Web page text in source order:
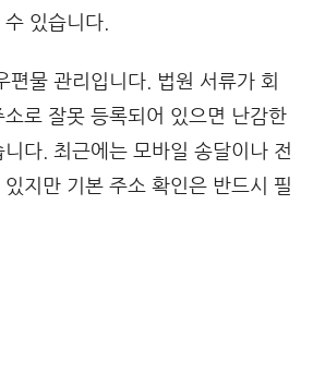
있습니다.
편물 관리입니다. 법원 서류가 회
로 잘못 등록되어 있으면 난감한
다. 최근에는 모바일 송달이나 전
지만 기본 주소 확인은 반드시 필